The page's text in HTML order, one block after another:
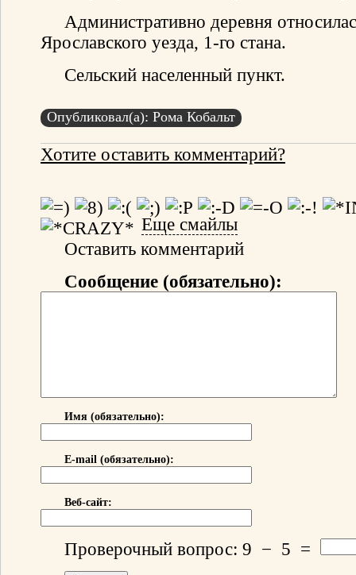
Административно деревня
Ярославского уезда, 1-го стана.
Сельский населенный пункт.
Опубликовал(а): Рома Кобальт
Хотите оставить комментарий?
Еще смайлы
Оставить комментарий
Сообщение (обязательно):
Имя (обязательно):
E-mail (обязательно):
Веб-сайт:
Проверочный вопрос: 9 − 5 =